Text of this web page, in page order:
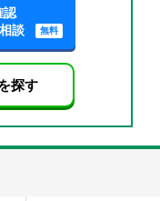
認
談
無料
探す